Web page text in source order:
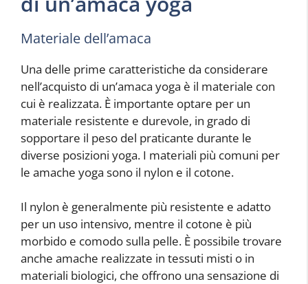
Materiale dell’amaca
Una delle prime caratteristiche da considerare
nell’acquisto di un’amaca yoga è il materiale con
cui è realizzata. È importante optare per un
materiale resistente e durevole, in grado di
sopportare il peso del praticante durante le
diverse posizioni yoga. I materiali più comuni per
le amache yoga sono il nylon e il cotone.
Il nylon è generalmente più resistente e adatto
per un uso intensivo, mentre il cotone è più
morbido e comodo sulla pelle. È possibile trovare
anche amache realizzate in tessuti misti o in
materiali biologici, che offrono una sensazione di